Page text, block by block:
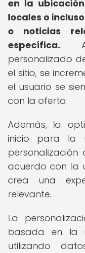
en la
locales o
o noticias
específica. Al
personalizado
el sitio, se
el usuario se
con la oferta.
Además, la
inicio para la
acuerdo con la
crea una
relevante.
La
basada en la
utilizando